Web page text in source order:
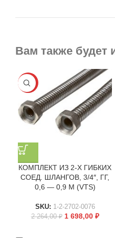
Вам также будет
-25%
КОМПЛЕКТ ИЗ 2-Х ГИБКИХ
СОЕД. ШЛАНГОВ, 3/4″, ГГ,
0,6 — 0,9 М (VTS)
SKU: 1-2-2702-0076
2 264,00₽ 1 698,00 ₽